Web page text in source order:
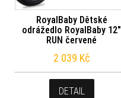
RoyalBaby Dětské
odrážedlo RoyalBaby 12″
RUN červené
2 039 Kč
DETAIL